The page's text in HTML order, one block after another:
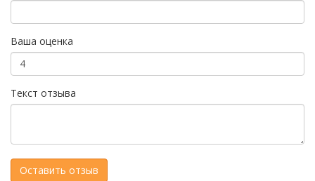
Ваша оценка
Текст отзыва